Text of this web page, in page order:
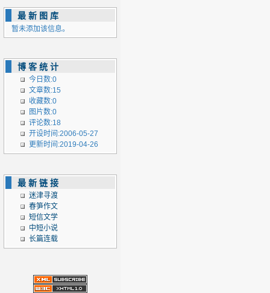
最新图库
暂未添加该信息。
博客统计
今日数:0
文章数:15
收藏数:0
图片数:0
评论数:18
开设时间:2006-05-27
更新时间:2019-04-26
最新链接
迷津寻渡
春笋作文
短信文学
中短小说
长篇连载